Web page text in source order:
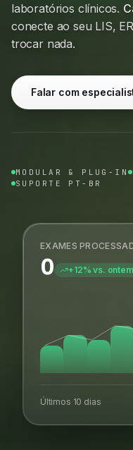
laboratórios clínicos.
conecte ao seu LIS,
trocar nada.
Falar com
MODULAR & PLUG-IN
SUPORTE PT-BR
EXAMES
0 +12% vs. ontem
Últimos 10 dias